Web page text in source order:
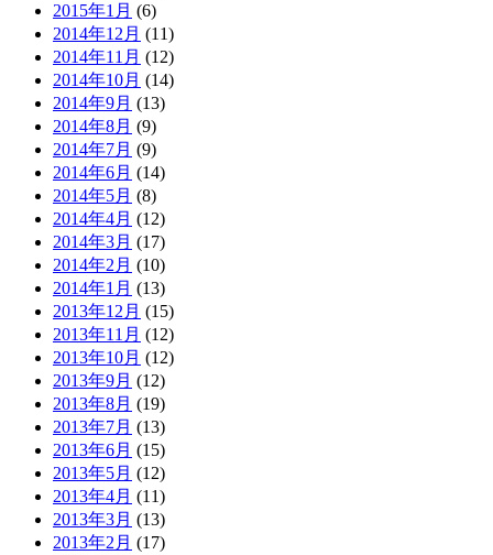
2015年1月 (6)
2014年12月 (11)
2014年11月 (12)
2014年10月 (14)
2014年9月 (13)
2014年8月 (9)
2014年7月 (9)
2014年6月 (14)
2014年5月 (8)
2014年4月 (12)
2014年3月 (17)
2014年2月 (10)
2014年1月 (13)
2013年12月 (15)
2013年11月 (12)
2013年10月 (12)
2013年9月 (12)
2013年8月 (19)
2013年7月 (13)
2013年6月 (15)
2013年5月 (12)
2013年4月 (11)
2013年3月 (13)
2013年2月 (17)